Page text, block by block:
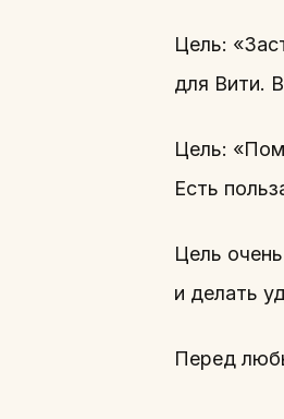
Цель:
для Вити.
Цель:
Есть
Цель
и делать
Перед